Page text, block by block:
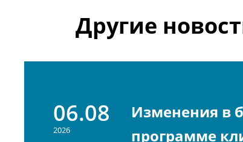
Другие
06.08
2026
Изменения в
программе